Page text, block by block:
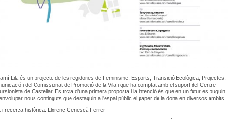
Lila és un projecte de les regidories de Feminisme, Esports, Transició Ecològica, Projectes,
i del Comissionat de Promoció de la Vila i que ha comptat amb el suport del Centre
de Castellar. Es trcta d'una primera proposta i la intenció és que en un futur es puguin
nous continguts que destaquin a l'espai públic el paper de la dona en diversos àmbits.
i recerca històrica: Llorenç Genescà Ferrer